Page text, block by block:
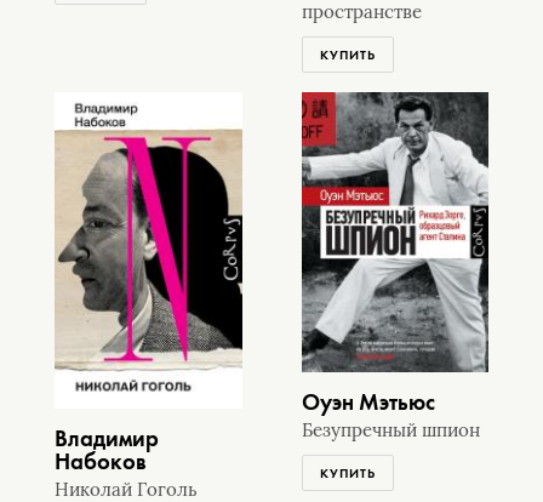
пространстве
КУПИТЬ
Владимир
Набоков
Николай Гоголь
Оуэн Мэтьюс
Безупречный шпион
КУПИТЬ